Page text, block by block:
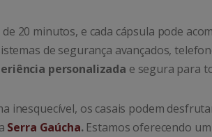
20 minutos, e cada cápsula pode
de segurança avançados,
personalizada e segura para
inesquecível, os casais podem
Serra Gaúcha.Estamos oferecendo